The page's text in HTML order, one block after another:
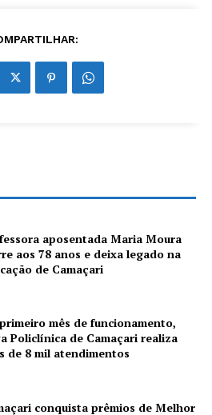
aposentada Maria Moura
aos 78 anos e deixa legado na
de Camaçari
mês de funcionamento,
Policlínica de Camaçari realiza
de 8 mil atendimentos
conquista prêmios de Melhor